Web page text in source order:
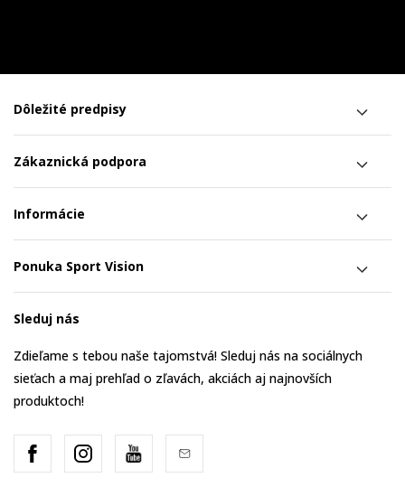
Dôležité predpisy
Zákaznická podpora
Informácie
Ponuka Sport Vision
Sleduj nás
Zdieľame s tebou naše tajomstvá! Sleduj nás na sociálnych
sieťach a maj prehľad o zľavách, akciách aj najnovších
produktoch!